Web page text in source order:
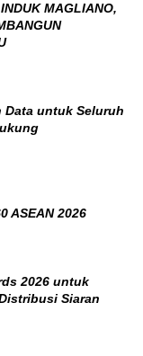
MAGLIANO,
Data untuk Seluruh
ASEAN 2026
2026 untuk
Siaran